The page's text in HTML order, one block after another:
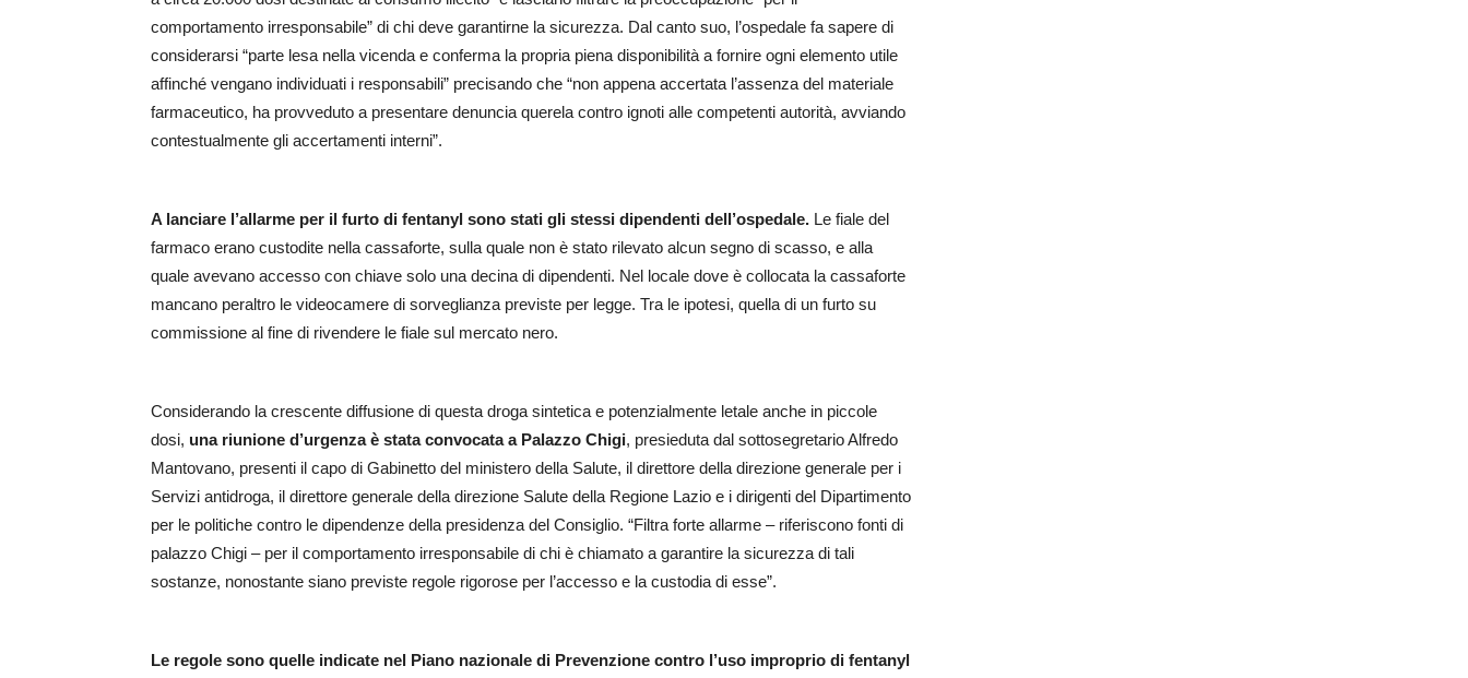
comportamento irresponsabile” di chi deve garantirne la sicurezza. Dal canto suo, l’ospedale fa sapere di
considerarsi “parte lesa nella vicenda e conferma la propria piena disponibilità a fornire ogni elemento utile
affinché vengano individuati i responsabili” precisando che “non appena accertata l’assenza del materiale
farmaceutico, ha provveduto a presentare denuncia querela contro ignoti alle competenti autorità, avviando
contestualmente gli accertamenti interni”.
A lanciare l’allarme per il furto di fentanyl sono stati gli stessi dipendenti dell’ospedale. Le fiale del
farmaco erano custodite nella cassaforte, sulla quale non è stato rilevato alcun segno di scasso, e alla
quale avevano accesso con chiave solo una decina di dipendenti. Nel locale dove è collocata la cassaforte
mancano peraltro le videocamere di sorveglianza previste per legge. Tra le ipotesi, quella di un furto su
commissione al fine di rivendere le fiale sul mercato nero.
Considerando la crescente diffusione di questa droga sintetica e potenzialmente letale anche in piccole
dosi, una riunione d’urgenza è stata convocata a Palazzo Chigi, presieduta dal sottosegretario Alfredo
Mantovano, presenti il capo di Gabinetto del ministero della Salute, il direttore della direzione generale per i
Servizi antidroga, il direttore generale della direzione Salute della Regione Lazio e i dirigenti del Dipartimento
per le politiche contro le dipendenze della presidenza del Consiglio. “Filtra forte allarme – riferiscono fonti di
palazzo Chigi – per il comportamento irresponsabile di chi è chiamato a garantire la sicurezza di tali
sostanze, nonostante siano previste regole rigorose per l’accesso e la custodia di esse”.
Le regole sono quelle indicate nel Piano nazionale di Prevenzione contro l’uso improprio di fentanyl